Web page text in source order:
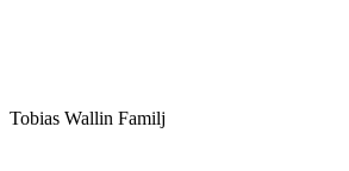
Tobias Wallin Familj